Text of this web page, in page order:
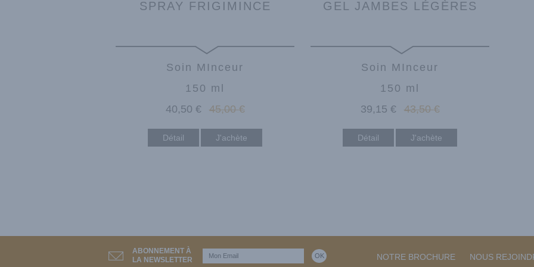
SPRAY FRIGIMINCE
Soin MInceur
150 ml
40,50 € 45,00 €
Détail
GEL JAMBES LÉGÈRES
Soin MInceur
150 ml
39,15 € 43,50 €
Détail
ABONNEMENT À
LA NEWSLETTER
NOTRE BROCHURE NOUS